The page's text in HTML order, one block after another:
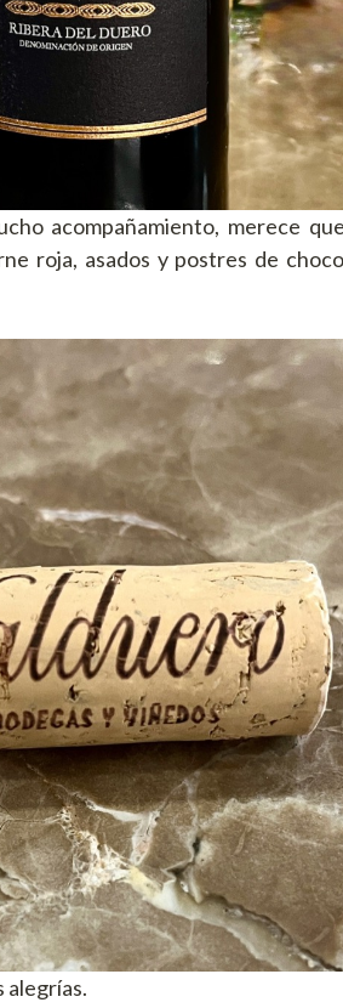
acompañamiento, merece
roja, asados y postres de
alegrías.